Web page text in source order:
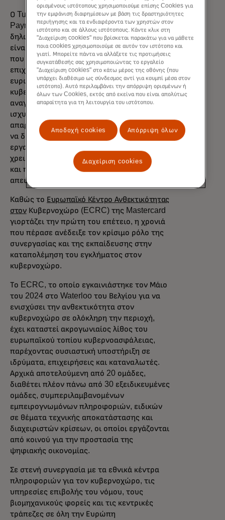
Ο Tulsi Narayan, EVP Commercial and New
Payment Flows Europe της Mastercard,
δηλώνει: "Οι απειλές στον κυβερνοχώρο
είναι μία από τις μεγαλύτερες προκλήσεις
που αντιμετωπίζουν σήμερα οι μικρές
επιχειρήσεις. Με μία στις τέσσερις
ευρωπαϊκές ΜΜΕ να φοβάται ότι μια
κυβερνοεπίθεση θα μπορούσε να τις
αναγκάσει να κλείσουν, είναι σαφές ότι τα
ισχυρότερα μέτρα ασφαλείας είναι
απαραίτητα. Στη Mastercard, δεσμευόμαστε
να δώσουμε στις μικρές επιχειρήσεις τα
εργαλεία και την προστασία που
χρειάζονται για να περιηγηθούν σε ένα όλο
και πιο ψηφιακό και πολύπλοκο τοπίο
απειλών".
Καθώς το Ευρωπαϊκό Κέντρο Ανθεκτικότητας
στονΚυβερνοχώρο (ECRC) της Mastercard
γιορτάζει την πρώτη του επέτειο, η χρονιά
που πέρασε ανέδειξε τον κρίσιμο ρόλο της
συνεργασίας και της εκπαίδευσης στην
καταπολέμηση του εγκλήματος στον
κυβερνοχώρο.
Το ECRC, το οποίο εγκαινιάστηκε τον Μάιο
του 2024 στο Waterloo του Βελγίου για να
ενισχύσει την ανθεκτικότητα στον
κυβερνοχώρο σε ολόκληρη την περιοχή,
έχει καταστεί ακρογωνιαίος λίθος του
ευρωπαϊκού τοπίου κυβερνοασφάλειας,
παρέχοντας ουσιαστική υποστήριξη σε
ιδρύματα, επιχειρήσεις και καταναλωτές.
Αρχικά αποτελούμενη από 20 ομάδες,
διαθέτει πλέον πάνω από 30 εξειδικευμένες
ομάδες, συμπεριλαμβανομένων
εμπειρογνωμόνων πληροφοριών, ειδικών
σε θέματα τεχνικής αποκατάστασης και
διαχειριστών κρίσεων, οι οποίοι εργάζονται
από κοινού για την προστασία της
ψηφιακής οικονομίας.
Σε στενή συνεργασία με τα εθνικά κέντρα
πληροφοριών για τον κυβερνοχώρο, τις
υπηρεσίες επιβολής του νόμου, τους
βιομηχανικούς φορείς και τις κεντρικές
τράπεζες σε όλη την Ευρώπη
ορισμένους ιστότοπους χρησιμοποιούμε επίσης Cookies για
την εμφάνιση διαφημίσεων με βάση τις δραστηριότητες
περιήγησης και τα ενδιαφέροντα των χρηστών στον
ιστότοπο και σε άλλους ιστότοπους. Κάντε κλικ στη
"Διαχείριση cookies" που βρίσκεται παρακάτω για να μάθετε
ποια cookies χρησιμοποιούμε σε αυτόν τον ιστότοπο και
γιατί. Μπορείτε πάντα να αλλάξετε τις προτιμήσεις
συγκατάθεσής σας χρησιμοποιώντας το εργαλείο
"Διαχείριση cookies" στο κάτω μέρος της οθόνης (που
υπάρχει διαθέσιμο ως σύνδεσμος αντί για κουμπί μέσα στον
ιστότοπο). Αυτό περιλαμβάνει την απόρριψη ορισμένων ή
όλων των Cookies, εκτός από εκείνα που είναι απολύτως
απαραίτητα για τη λειτουργία του ιστότοπου.
Αποδοχή cookies Απόρριψη όλων
Διαχείριση cookies